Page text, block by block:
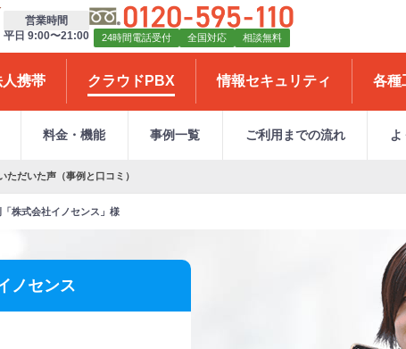
営業時間
平日 9:00〜21:00
24時間電話受付 全国対応 相談無料
人携帯 クラウドPBX 情報セキュリティ 各種
料金・機能 事例一覧 ご利用までの流れ よ
ただいた声（事例と口コミ）
株式会社イノセンス」様
ノセンス